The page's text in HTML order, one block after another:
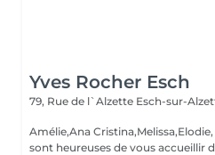
Yves Rocher Esch
79, Rue de l`Alzette Esch-sur-
Amélie,Ana
sont heureuses de vous accueillir